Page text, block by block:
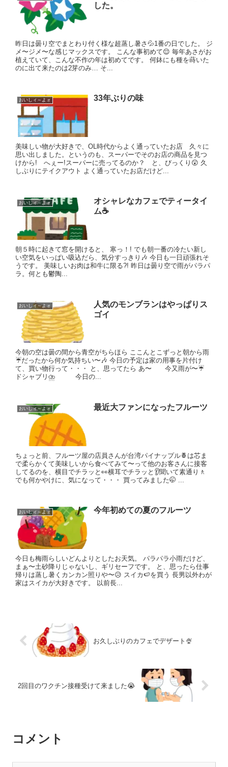
した。
昨日は曇り空でまとわり付く様な超蒸し暑さ💦1番の日でした。 ジ
メ〜ジメ〜な感じマックスです。 こんな事初めて😌 毎年あさがお
植えていて、こんな不作の年は初めてです。 何鉢にも種を蒔いた
のに出て来たのは2芽のみ… そ...
おいしィ～よォ 33年ぶりの味
美味しい物が大好きで、OL時代からよく通っていたお店 久々に
思い出しました。というのも、スーパーでそのお店の商品を見つ
けから! へぇー!スーパーに売ってるのか？ と、びっくり😲 久
しぶりにテイクアウト よく通っていたお店だけど...
おいしィ～よォ
オシャレなカフェでティータイ
ム☕
朝５時に起きて窓を開けると、 寒っ！! でも朝一番の冷たい新し
い空気をいっぱい吸込だら、気分すっきり🎶 今日も一日頑張れそ
うです。 美味しいお肉は和牛に限る?! 昨日は曇り空で雨がパラパ
ラ。何とも鬱陶...
おいしィ～よォ
人気のモンブランはやっぱりス
ゴイ
今朝の空は曇の間から青空がちらほら ここんとこずっと朝から雨
☔だったから何か気持ちい〜🎶 今日の予定は家の用事を片付け
て、買い物行って・・・ と、思ってたら あ〜 今又雨が〜☔
ドシャブリ⛈️ 今日の...
おいしィ～よォ 最近大ファンになったフルーツ
ちょっと前、フルーツ屋の店員さんが台湾パイナップル🍍は芯ま
で柔らかくて美味しいから食べてみて〜って他のお客さんに接客
してるのを、横目でチラッと👀横耳でチラッと👂聞いて素通り🚶
でも何かやけに、気になって・・・ 買ってみました🤭 ...
おいしィ～よォ 今年初めての夏のフルーツ
今日も梅雨らしいどんよりとしたお天気。 パラパラ小雨だけど、
まぁ〜土砂降りじゃないし、ギリセーフです。 と、思ったら仕事
帰りは蒸し暑くカンカン照りや〜😥 スイカ🍉を買う 長男以外わが
家はスイカが大好きです。 以前長...
お久しぶりのカフェでデザート🍨
2回目のワクチン接種受けて来ました😭
コメント